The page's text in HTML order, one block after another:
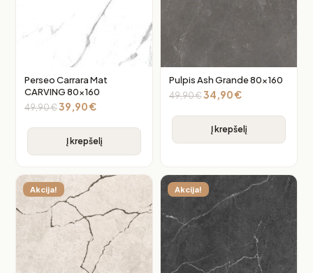
Perseo Carrara Mat
CARVING 80×160
49,90€39,90€
Į krepšelį
Pulpis Ash Grande 80×160
49,90€34,90€
Į krepšelį
Akcija! Akcija!